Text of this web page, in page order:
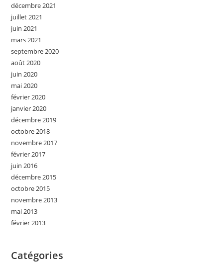
décembre 2021
juillet 2021
juin 2021
mars 2021
septembre 2020
août 2020
juin 2020
mai 2020
février 2020
janvier 2020
décembre 2019
octobre 2018
novembre 2017
février 2017
juin 2016
décembre 2015
octobre 2015
novembre 2013
mai 2013
février 2013
Catégories